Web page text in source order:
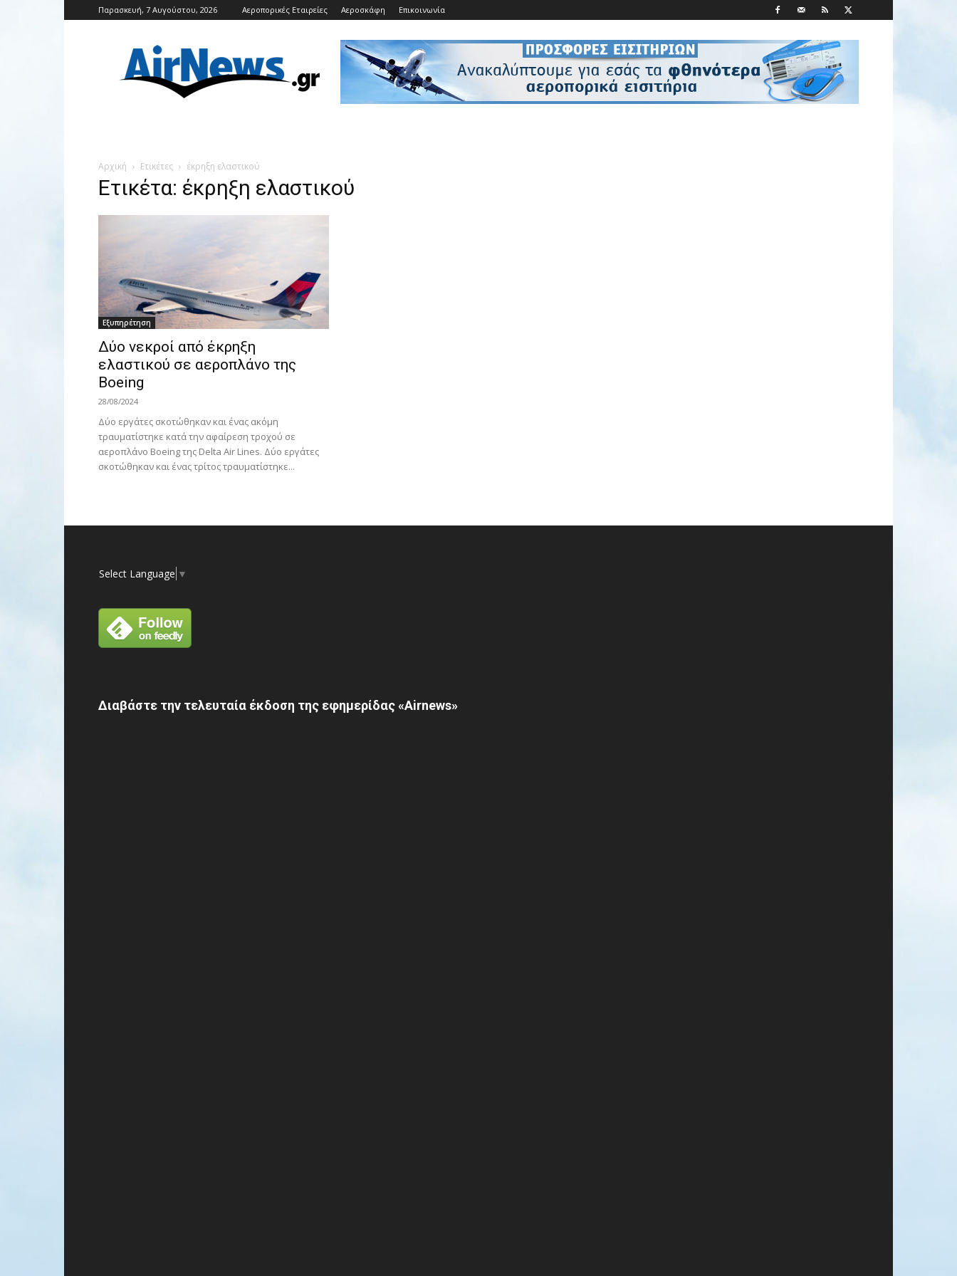
Παρασκευή, 7 Αυγούστου, 2026 Αεροπορικές Εταιρείες Αεροσκάφη Επικοινωνία
Αρχική Ετικέτες έκρηξη ελαστικού
Ετικέτα: έκρηξη ελαστικού
Εξυπηρέτηση
Δύο νεκροί από έκρηξη
ελαστικού σε αεροπλάνο της
Boeing
28/08/2024
Δύο εργάτες σκοτώθηκαν και ένας ακόμη
τραυματίστηκε κατά την αφαίρεση τροχού σε
αεροπλάνο Boeing της Delta Air Lines. Δύο εργάτες
σκοτώθηκαν και ένας τρίτος τραυματίστηκε...
Select Language ▼
Διαβάστε την τελευταία έκδοση της εφημερίδας «Airnews»